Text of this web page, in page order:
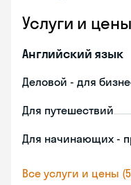
Услуги и цены
Английский язык
Деловой - для
Для путешествий
Для начинающих -
Все услуги и цены